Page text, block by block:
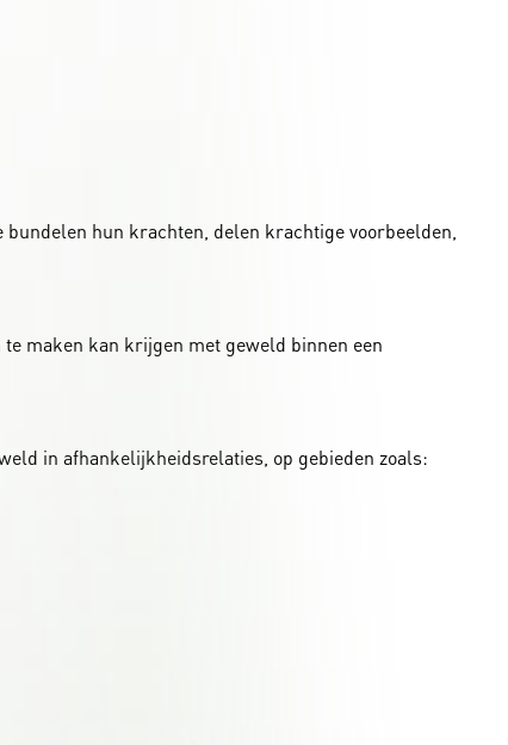
hun krachten, delen krachtige voorbeelden,
maken kan krijgen met geweld binnen een
in afhankelijkheidsrelaties, op gebieden zoals: